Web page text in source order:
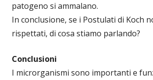
patogeno si ammalano.
In conclusione, se i Postulati di Koch
rispettati, di cosa stiamo parlando?
Conclusioni
I microrganismi sono importanti e